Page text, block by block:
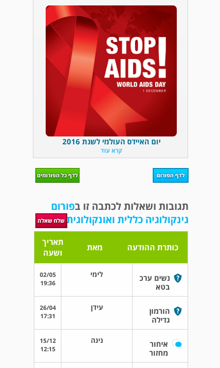
יום האיידס העולמי לשנת 2016
קרא עוד
תגובות ושאלות לכתבה זו בפורום
גינקולוגיה כללית ואונקולוגית
כותרת ההודעה מאת
תאריך
ושעה
נשים ערכ
בטא
לימי
02/05
19:36
הורמון
גדילה
עידן
26/04
17:31
איחור
מחזור
נינה
15/12
12:15